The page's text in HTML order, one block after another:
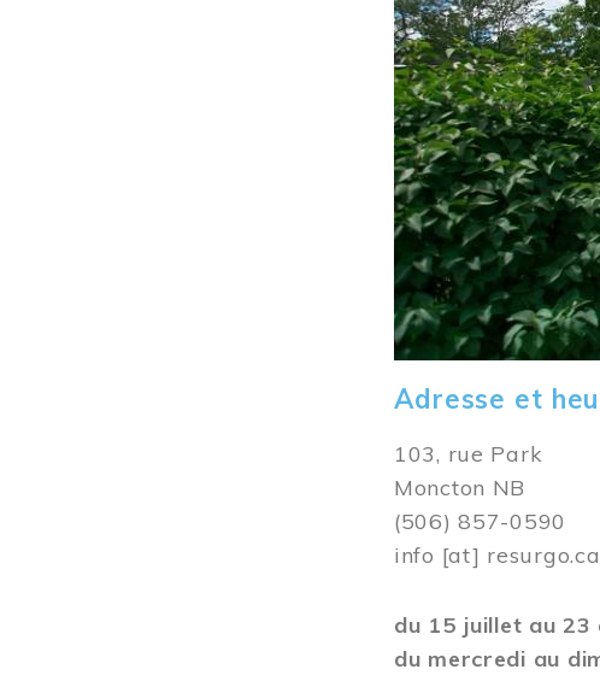
Adresse et
103, rue Park
Moncton NB
(506) 857-0590
info [at] resurgo.ca
du 15 juillet au 23
du mercredi au